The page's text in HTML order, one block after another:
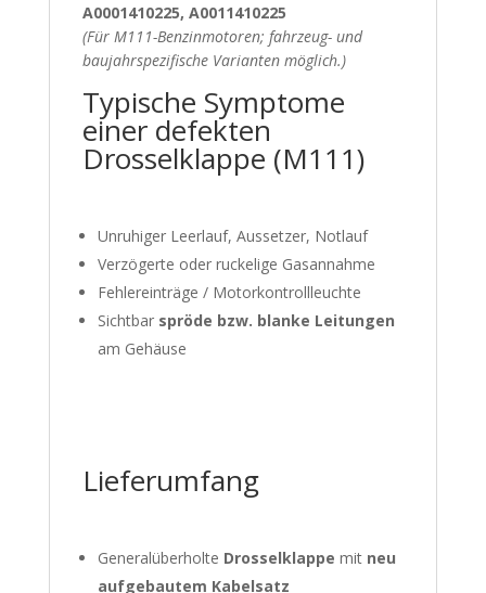
A0001410225, A0011410225
(Für M111-Benzinmotoren; fahrzeug- und
baujahrspezifische Varianten möglich.)
Typische Symptome
einer defekten
Drosselklappe (M111)
Unruhiger Leerlauf, Aussetzer, Notlauf
Verzögerte oder ruckelige Gasannahme
Fehlereinträge / Motorkontrollleuchte
Sichtbar spröde bzw. blanke Leitungen
am Gehäuse
Lieferumfang
Generalüberholte Drosselklappe mit neu
aufgebautem Kabelsatz